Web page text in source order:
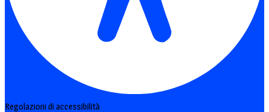
Regolazioni di accessibilità